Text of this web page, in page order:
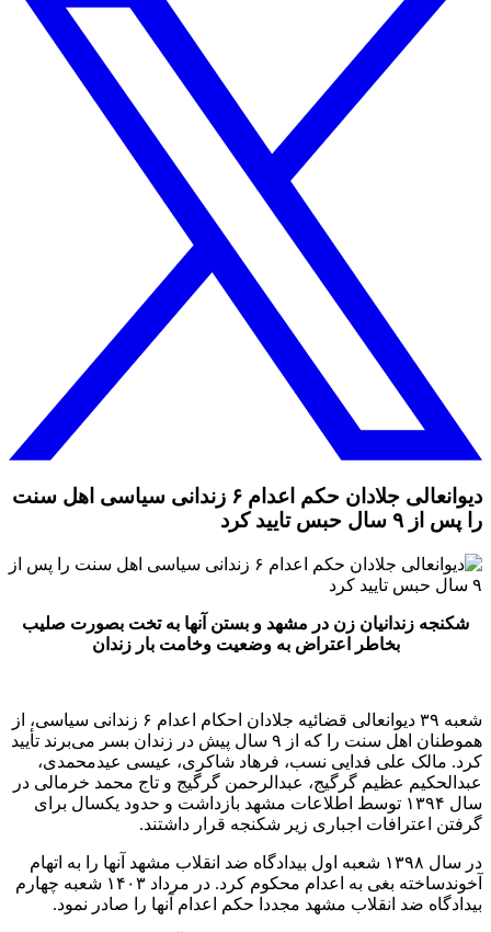
دیوانعالی جلادان حکم اعدام ۶ زندانی سیاسی اهل سنت
را پس از ۹ سال حبس تایید کرد
شکنجه زندانیان زن در مشهد و بستن آنها به تخت بصورت صلیب
بخاطر اعتراض به وضعیت وخامت بار زندان
شعبه ۳۹ دیوانعالی قضائیه جلادان احکام اعدام ۶ زندانی سیاسی، از
هموطنان اهل سنت را که از ۹ سال پیش در زندان بسر می‌برند تأیید
کرد. مالک علی فدایی نسب، فرهاد شاکری، عیسی عیدمحمدی،
عبدالحکیم عظیم گرگیج، عبدالرحمن گرگیج و تاج محمد خرمالی در
سال ۱۳۹۴ توسط اطلاعات مشهد بازداشت و حدود یکسال برای
گرفتن اعترافات اجباری زیر شکنجه قرار داشتند.
در سال ۱۳۹۸ شعبه اول بیدادگاه ضد انقلاب مشهد آنها را به اتهام
آخوندساخته بغی به اعدام محکوم کرد. در مرداد ۱۴۰۳ شعبه چهارم
بیدادگاه ضد انقلاب مشهد مجددا حکم اعدام آنها را صادر نمود.